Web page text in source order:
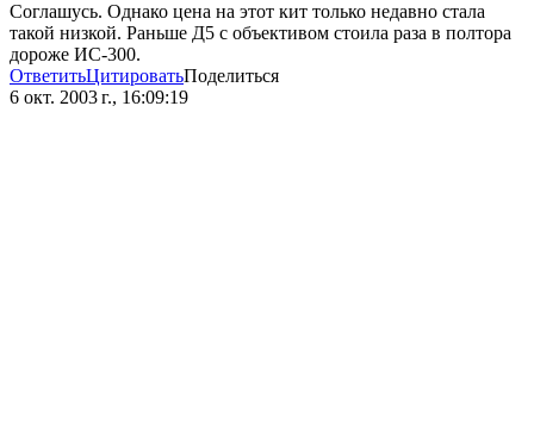
Соглашусь. Однако цена на этот кит только недавно стала
такой низкой. Раньше Д5 с объективом стоила раза в полтора
дороже ИС-300.
ОтветитьЦитироватьПоделиться
6 окт. 2003 г., 16:09:19